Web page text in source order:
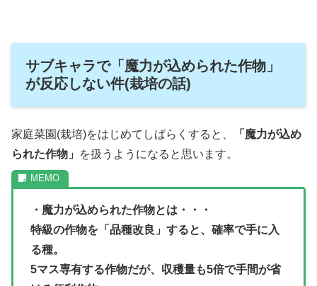
サブキャラで「魔力が込められた作物」
が反応しない件(栽培の話)
家庭菜園(栽培)をはじめてしばらくすると、
「魔力が込め
られた作物」
を扱うようになると思います。
・魔力が込められた作物とは・・・
特級の作物を「品種改良」すると、確率で手に入
る種。
5マス専有する作物だが、収穫量も5倍で手間が省